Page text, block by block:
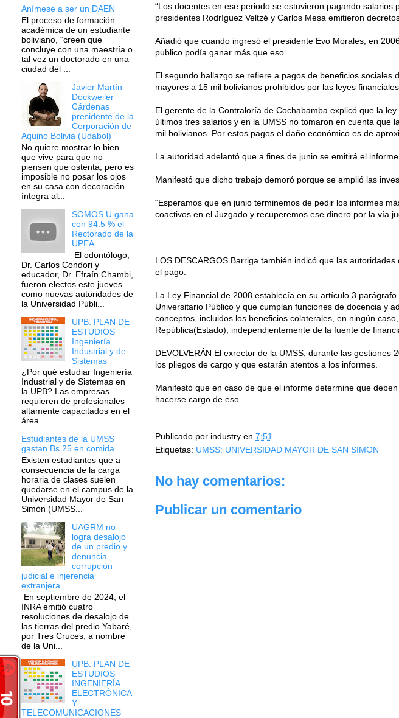
“Los docentes en ese periodo se estuvieron pagando
presidentes Rodríguez Veltzé y Carlos Mesa emitieron
Añadió que cuando ingresó el presidente Evo Morales, en
publico podía ganar más que eso.
El segundo hallazgo se refiere a pagos de beneficios
mayores a 15 mil bolivianos prohibidos por las leyes financiales.
El gerente de la Contraloría de Cochabamba explicó que la
últimos tres salarios y en la UMSS no tomaron en cuenta
mil bolivianos. Por estos pagos el daño económico es de
La autoridad adelantó que a fines de junio se emitirá el
Manifestó que dicho trabajo demoró porque se amplió las
“Esperamos que en junio terminemos de pedir los informes
coactivos en el Juzgado y recuperemos ese dinero por la vía
LOS DESCARGOS Barriga también indicó que las
el pago.
La Ley Financial de 2008 establecía en su artículo 3
Universitario Público y que cumplan funciones de docencia y
conceptos, incluidos los beneficios colaterales, en ningún
República(Estado), independientemente de la fuente de
DEVOLVERÁN El exrector de la UMSS, durante las
los pliegos de cargo y que estarán atentos a los informes.
Manifestó que en caso de que el informe determine que
hacerse cargo de eso.
Publicado por industry en 7:51
Etiquetas: UMSS: UNIVERSIDAD MAYOR DE SAN SIMON
No hay comentarios:
Publicar un comentario
Anímese a ser un DAEN
El proceso de formación
académica de un estudiante
boliviano, “creen que
concluye con una maestría o
tal vez un doctorado en una
ciudad del ...
Javier Martín
Dockweiler
Cárdenas
presidente de la
Corporación de
Aquino Bolivia (Udabol)
No quiere mostrar lo bien
que vive para que no
piensen que ostenta, pero es
imposible no posar los ojos
en su casa con decoración
íntegra al...
SOMOS U gana
con 94.5 % el
Rectorado de la
UPEA
El odontólogo,
Dr. Carlos Condori y
educador, Dr. Efraín Chambi,
fueron electos este jueves
como nuevas autoridades de
la Universidad Públi...
UPB: PLAN DE
ESTUDIOS
Ingeniería
Industrial y de
Sistemas
¿Por qué estudiar Ingeniería
Industrial y de Sistemas en
la UPB? Las empresas
requieren de profesionales
altamente capacitados en el
área...
Estudiantes de la UMSS
gastan Bs 25 en comida
Existen estudiantes que a
consecuencia de la carga
horaria de clases suelen
quedarse en el campus de la
Universidad Mayor de San
Simón (UMSS...
UAGRM no
logra desalojo
de un predio y
denuncia
corrupción
judicial e injerencia
extranjera
En septiembre de 2024, el
INRA emitió cuatro
resoluciones de desalojo de
las tierras del predio Yabaré,
por Tres Cruces, a nombre
de la Uni...
UPB: PLAN DE
ESTUDIOS
INGENIERÍA
ELECTRÓNICA
Y
TELECOMUNICACIONES